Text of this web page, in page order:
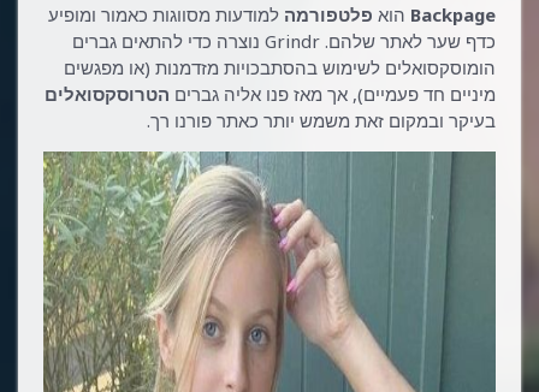
Backpage הוא פלטפורמה למודעות מסווגות כאמור ומופיע
כדף שער לאתר שלהם. Grindr נוצרה כדי להתאים גברים
הומוסקסואלים לשימוש בהסתבכויות מזדמנות (או מפגשים
מיניים חד פעמיים), אך מאז פנו אליה גברים הטרוסקסואלים
בעיקר ובמקום זאת משמש יותר כאתר פורנו רך.